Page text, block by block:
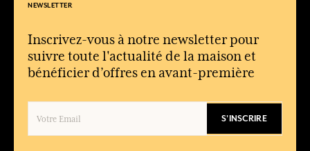
NEWSLETTER
Inscrivez-vous à notre newsletter pour
suivre toute l'actualité de la maison et
bénéficier d’offres en avant-première
S'INSCRIRE